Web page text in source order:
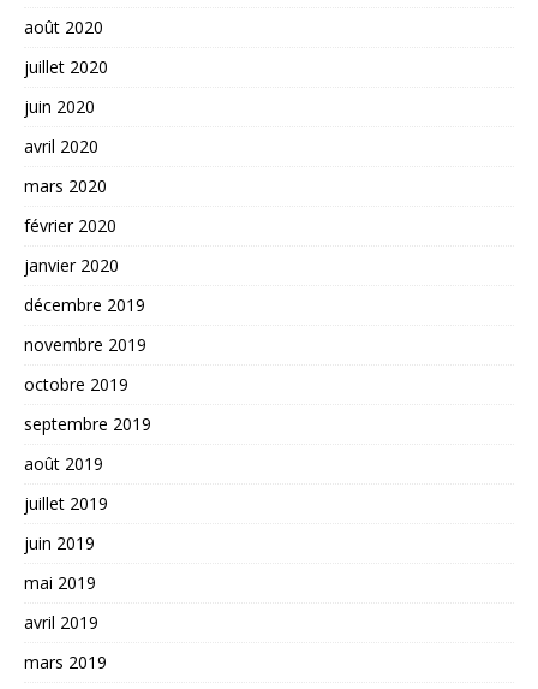
août 2020
juillet 2020
juin 2020
avril 2020
mars 2020
février 2020
janvier 2020
décembre 2019
novembre 2019
octobre 2019
septembre 2019
août 2019
juillet 2019
juin 2019
mai 2019
avril 2019
mars 2019